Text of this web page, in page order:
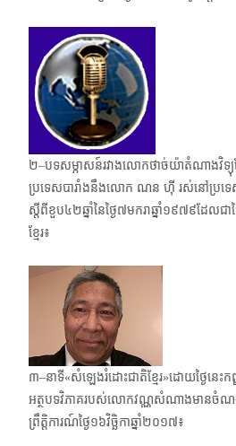
២–បទសម្ភាសន៍រវាងលោកថាច់យ៉ាតំណាងវិទ្យុ
ប្រទេសបារាំងនឹងលោក ណន ហ៊ី រស់នៅប្រទេ
ស្តីពីខួប៤២ឆ្នាំនៃថ្ងៃ៧មករាឆ្នាំ១៩៧៩ដែល
ខ្មែរ៖
៣–នាទី«សំឡេងរំដោះជាតិខ្មែរ»ដោយថ្ងៃនេះ
អត្ថបទវិភាគរបស់​លោកវណ្ណសំណាងមានចំណ
ព្រឹត្តិការណ៍ថ្ងៃ១៦វិច្ឆិកាឆ្នាំ២០១៧៖